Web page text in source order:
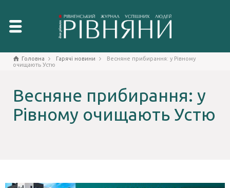
Головна Гарячі новини
Весняне прибирання: у Рівному
очищають Устю
Весняне прибирання: у
Рівному очищають Устю